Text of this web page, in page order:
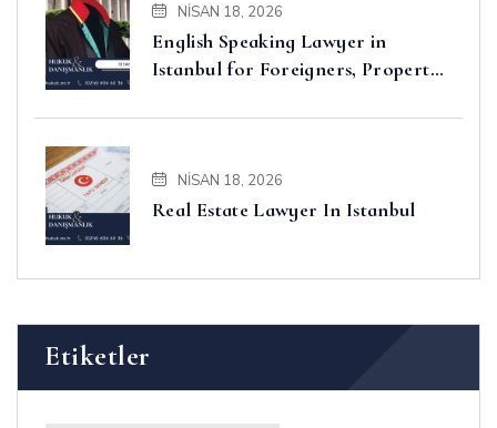
NISAN 18, 2026
English Speaking Lawyer in
Istanbul for Foreigners, Property,
NISAN 18, 2026
Real Estate Lawyer In Istanbul
Etiketler